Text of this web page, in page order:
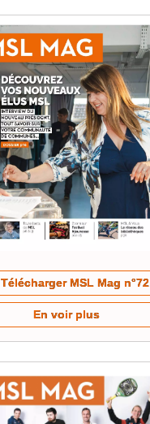
Télécharger MSL Mag n°72
En voir plus